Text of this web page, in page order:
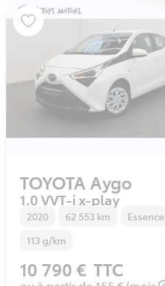
TOYOTA Aygo
1.0 VVT-i x-play
2020 62 553 km
Essence
113 g/km
10 790 € TTC